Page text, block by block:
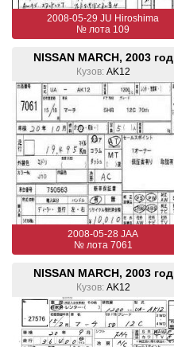
2008-05-29 JU Hiroshima
№ лота 109
NISSAN MARCH, 2003 год
Кузов: AK12
2008-05-28 JAA
№ лота 7061
NISSAN MARCH, 2003 год
Кузов: AK12